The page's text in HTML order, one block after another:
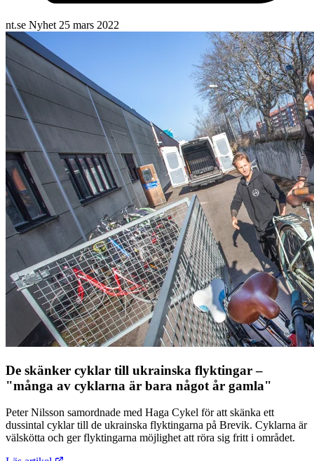
nt.se Nyhet 25 mars 2022
De skänker cyklar till ukrainska flyktingar –
"många av cyklarna är bara något år gamla"
Peter Nilsson samordnade med Haga Cykel för att skänka ett
dussintal cyklar till de ukrainska flyktingarna på Brevik. Cyklarna är
välskötta och ger flyktingarna möjlighet att röra sig fritt i området.